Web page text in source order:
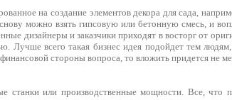
на создание элементов декора для сада,
можно взять гипсовую или бетонную смесь, и
дизайнеры и заказчики приходят в восторг от
Лучше всего такая бизнес идея подойдет тем
стороны вопроса, то вложить придется не
станки или производственные мощности. Все, что